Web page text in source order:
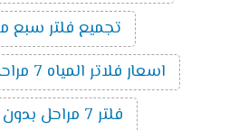
تجميع فلتر سبع
اسعار فلاتر المياه 7 مراحل اكوا جيت
فلتر 7 مراحل بدون خزان